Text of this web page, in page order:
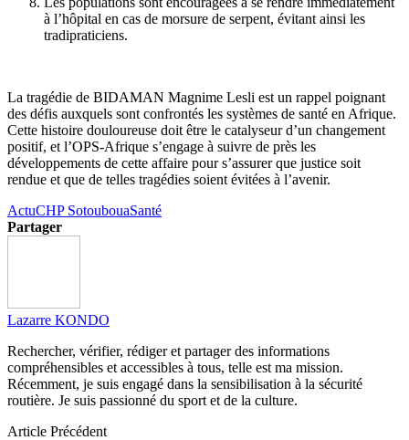
à l’hôpital en cas de morsure de serpent, évitant ainsi les
tradipraticiens.
La tragédie de BIDAMAN Magnime Lesli est un rappel poignant
des défis auxquels sont confrontés les systèmes de santé en Afrique.
Cette histoire douloureuse doit être le catalyseur d’un changement
positif, et l’OPS-Afrique s’engage à suivre de près les
développements de cette affaire pour s’assurer que justice soit
rendue et que de telles tragédies soient évitées à l’avenir.
ActuCHP SotoubouaSanté
Partager
Lazarre KONDO
Rechercher, vérifier, rédiger et partager des informations
compréhensibles et accessibles à tous, telle est ma mission.
Récemment, je suis engagé dans la sensibilisation à la sécurité
routière. Je suis passionné du sport et de la culture.
Article Précédent